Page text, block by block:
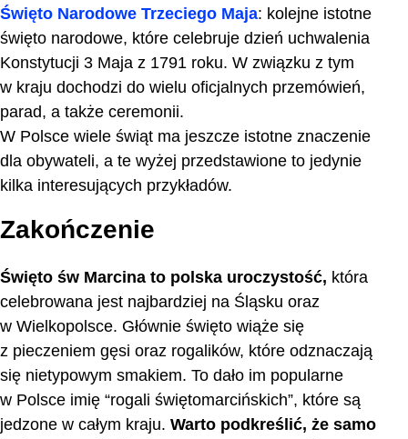
Święto Narodowe Trzeciego Maja: kolejne istotne
święto narodowe, które celebruje dzień uchwalenia
Konstytucji 3 Maja z 1791 roku. W związku z tym
w kraju dochodzi do wielu oficjalnych przemówień,
parad, a także ceremonii.
W Polsce wiele świąt ma jeszcze istotne znaczenie
dla obywateli, a te wyżej przedstawione to jedynie
kilka interesujących przykładów.
Zakończenie
Święto św Marcina to polska uroczystość, która
celebrowana jest najbardziej na Śląsku oraz
w Wielkopolsce. Głównie święto wiąże się
z pieczeniem gęsi oraz rogalików, które odznaczają
się nietypowym smakiem. To dało im popularne
w Polsce imię “rogali świętomarcińskich”, które są
jedzone w całym kraju. Warto podkreślić, że samo